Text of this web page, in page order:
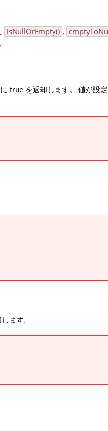
isNullOrEmpty() ,
true を返却します。 値が設
ます。